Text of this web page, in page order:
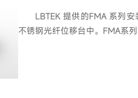
LBTEK 提供的FMA 系列
不锈钢光纤位移台中。FMA系